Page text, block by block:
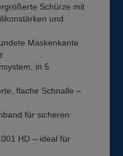
Schürze mit
und
Maskenkante
in 5
flache Schnalle –
für sicheren
HD – ideal für